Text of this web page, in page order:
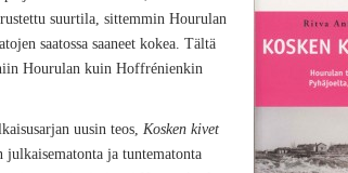
suurtila, sittemmin Hourulan
saatossa saaneet kokea. Tältä
Hourulan kuin Hoffrénienkin
uusin teos, Kosken kivet
julkaisematonta ja tuntematonta